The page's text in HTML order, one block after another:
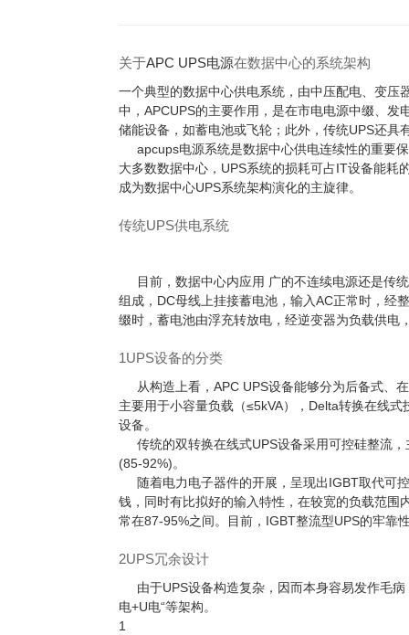
关于APC UPS电源在数据中心的系统架构
一个典型的数据中心供电系统，由中压配电、变压
中， APCUPS的主要作用，是在市电电源中缀、发
储能设备，如蓄电池或飞轮；此外，传统UPS还具
apcups电源系统是数据中心供电连续性的重要
大多数数据中心，UPS系统的损耗可占IT设备能耗
成为数据中心UPS系统架构演化的主旋律。
传统UPS供电系统
目前，数据中心内应用 广的不连续电源还是传
组成，DC母线上挂接蓄电池，输入AC正常时，经
缀时，蓄电池由浮充转放电，经逆变器为负载供电
1UPS设备的分类
从构造上看， APC UPS设备能够分为后备式、
主要用于小容量负载（≤5kVA），Delta转换在线
设备。
传统的双转换在线式UPS设备采用可控硅整流
(85-92%)。
随着电力电子器件的开展，呈现出IGBT取代可
钱，同时有比拟好的输入特性，在较宽的负载范
常在87-95%之间。目前，IGBT整流型UPS的牢靠
2UPS冗余设计
由于UPS设备构造复杂，因而本身容易发作毛病
电+U电“等架构。
1